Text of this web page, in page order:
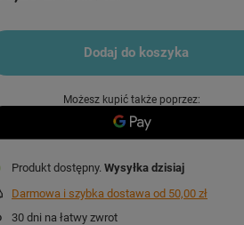
Dodaj do koszyka
Możesz kupić także poprzez:
Produkt dostępny Wysyłkadzisiaj
Darmowa i szybka dostawa od 50,00 zł
30 dni na łatwy zwrot